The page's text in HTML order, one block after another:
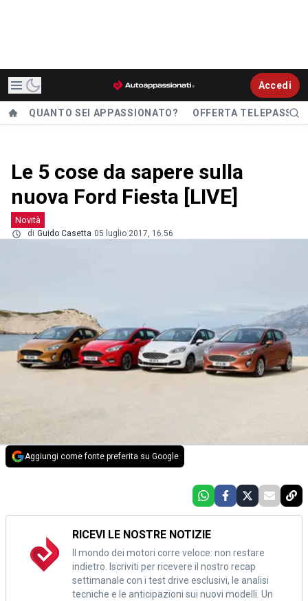
Accedi
QUANTO SEI APPASSIONATO? OFFERTA TELEPASS
Le 5 cose da sapere sulla
nuova Ford Fiesta [LIVE]
Novità
di Guido Casetta 05 luglio 2017, 16.56
Aggiungi come fonte preferita su Google
RICEVI LE NOSTRE NOTIZIE
Il mondo dei motori corre veloce: non restare
indietro. Iscriviti per ricevere il nostro recap
settimanale con i test drive esclusivi, le analisi
tecniche e le anticipazioni sui nuovi modelli. Un